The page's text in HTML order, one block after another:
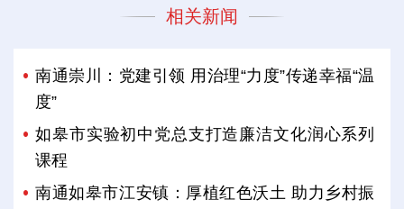
相关新闻
南通崇川：党建引领 用治理“力度”传递幸福“温
度”
如皋市实验初中党总支打造廉洁文化润心系列
课程
南通如皋市江安镇：厚植红色沃土 助力乡村振